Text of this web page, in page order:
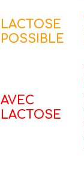
LACTOSE
POSSIBLE
AVEC
LACTOSE